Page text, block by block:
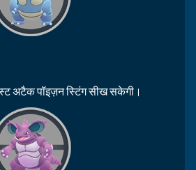
अटैक पॉइज़न स्टिंग सीख सकेगी।